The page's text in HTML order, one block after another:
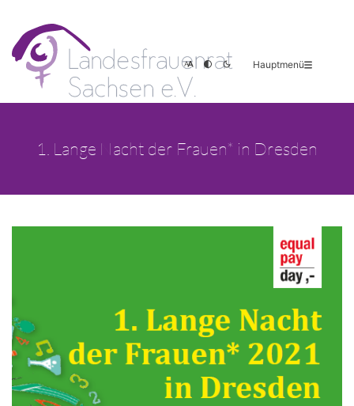
Hauptmenü
1. Lange Nacht der Frauen* in Dresden